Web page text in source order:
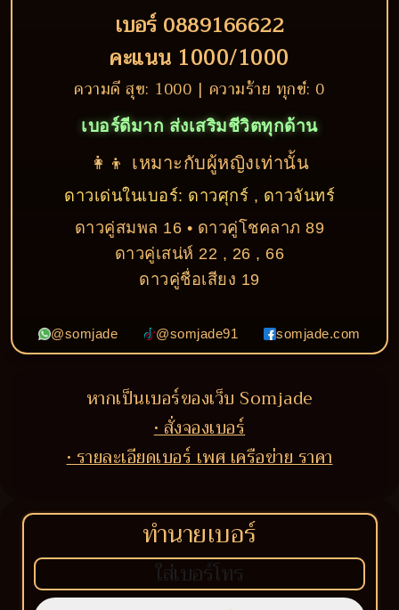
เบอร์ 0889166622
คะแนน 1000/1000
ความดี สุข: 1000 | ความร้าย ทุกข์: 0
เบอร์ดีมาก ส่งเสริมชีวิตทุกด้าน
👩‍👦 เหมาะกับผู้หญิงเท่านั้น
ดาวเด่นในเบอร์: ดาวศุกร์ , ดาวจันทร์
ดาวคู่สมพล 16 • ดาวคู่โชคลาภ 89
ดาวคู่เสน่ห์ 22 , 26 , 66
ดาวคู่ชื่อเสียง 19
@somjade @somjade91 somjade.com
หากเป็นเบอร์ของเว็บ Somjade
• สั่งจองเบอร์
• รายละเอียดเบอร์ เพศ เครือข่าย ราคา
ทำนายเบอร์